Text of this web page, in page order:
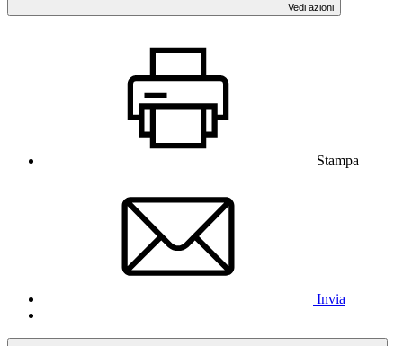
Vedi azioni
Stampa
Invia